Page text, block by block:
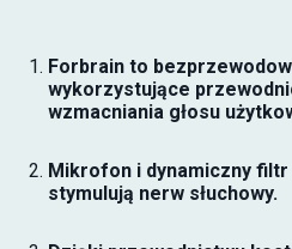
Forbrain to
wykorzystujące
wzmacniania głosu
Mikrofon i dynamiczny
stymulują nerw słuchowy.